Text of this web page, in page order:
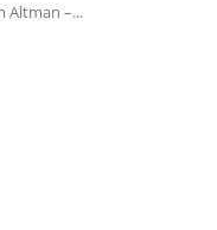
Altman –...